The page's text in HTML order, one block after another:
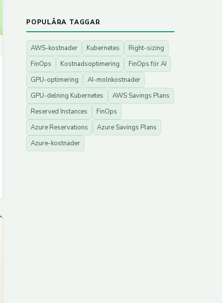
POPULÄRA TAGGAR
AWS-kostnader Kubernetes
Right-sizing
FinOps
Kostnadsoptimering
FinOps för AI
GPU-optimering
AI-molnkostnader
GPU-delning Kubernetes
AWS Savings Plans
Reserved Instances
FinOps
Azure Reservations
Azure Savings Plans
Azure-kostnader